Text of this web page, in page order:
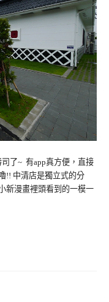
了~ 有app真方便，直接
!! 中清店是獨立式的分
新漫畫裡頭看到的一模一